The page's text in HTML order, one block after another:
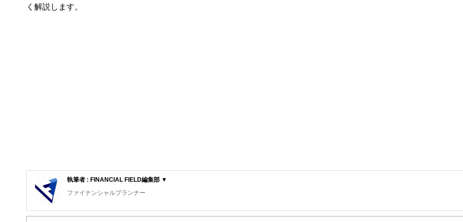
く解説します。
執筆者 : FINANCIAL FIELD編集部 ▼
ファイナンシャルプランナー
FinancialField編集部は、金融、経済に関する記事を、日々の暮らしにどのような影響を与えるかという視点で、お金の知識がない方でも理解でき